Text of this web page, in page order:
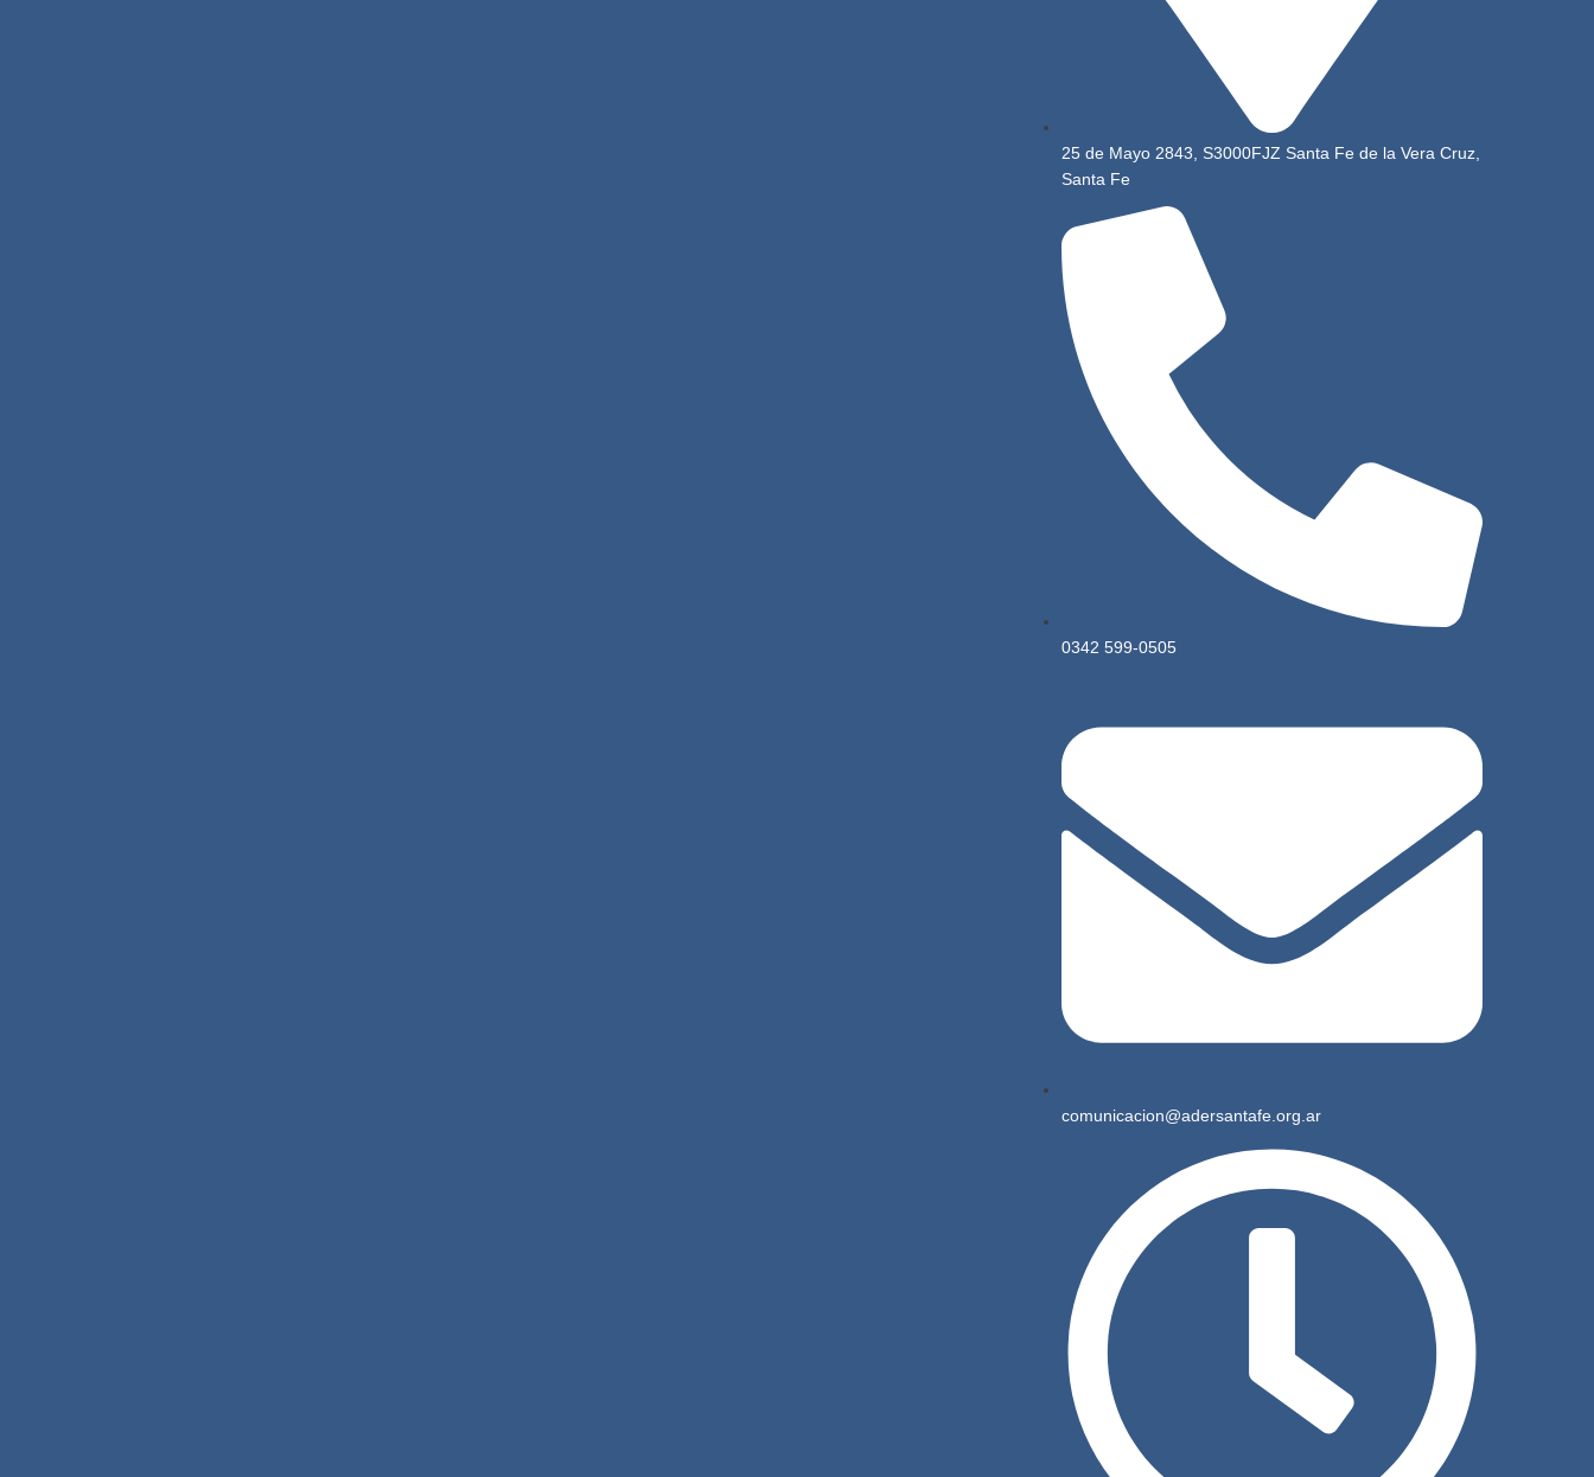
25 de Mayo 2843, S3000FJZ Santa Fe de la Vera Cruz,
Santa Fe
0342 599-0505
comunicacion@adersantafe.org.ar